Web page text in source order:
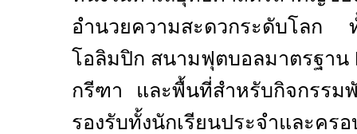
อำนวยความสะดวกระดับโลก
โอลิมปิก สนามฟุตบอลมาตรฐาน
กรีฑา และพื้นที่สำหรับกิจกรรม
รองรับทั้งนักเรียนประจำและคร